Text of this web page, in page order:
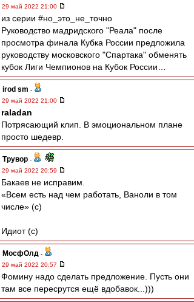
29 май 2022 21:00
из серии #но_это_не_точно
Руководство мадридского "Реала" после
просмотра финала Кубка России предложила
руководству московского "Спартака" обменять
кубок Лиги Чемпионов на Кубок России…
irod sm -
29 май 2022 21:00
raladan
Потрясающий клип. В эмоциональном плане
просто шедевр.
Трувор -
29 май 2022 20:59
Бакаев не исправим.
«Всем есть над чем работать, Ваноли в том
числе» (с)
Идиот (с)
МосфОлд -
29 май 2022 20:57
Фомину надо сделать предложение. Пусть они
там все пересрутся ещё вдобавок...)))